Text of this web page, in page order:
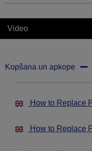
Video
Kopšana un apkope
How to Replace
How to Replace